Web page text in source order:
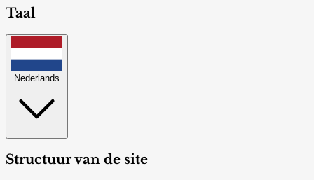
Taal
Nederlands
Structuur van de site